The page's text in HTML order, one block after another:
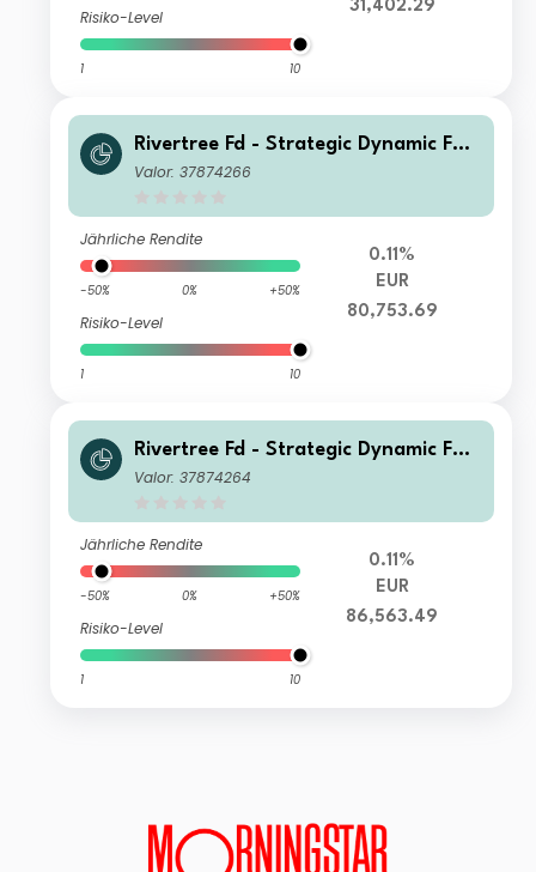
Risiko-Level
1 10
31,402.29
Rivertree Fd - Strategic Dynamic F3
Distribution
Valor: 37874266
Jährliche Rendite
-50% 0% +50%
Risiko-Level
1 10
0.11%
EUR
80,753.69
Rivertree Fd - Strategic Dynamic F3
Capitalisation
Valor: 37874264
Jährliche Rendite
-50% 0% +50%
Risiko-Level
1 10
0.11%
EUR
86,563.49